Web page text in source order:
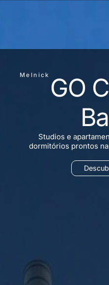
Melnick GO
Studios e
dormitórios prontos